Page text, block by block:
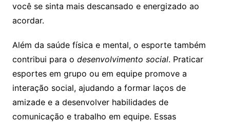
você se sinta mais descansado e energizado ao
acordar.
Além da saúde física e mental, o esporte também
contribui para o desenvolvimento social. Praticar
esportes em grupo ou em equipe promove a
interação social, ajudando a formar laços de
amizade e a desenvolver habilidades de
comunicação e trabalho em equipe. Essas